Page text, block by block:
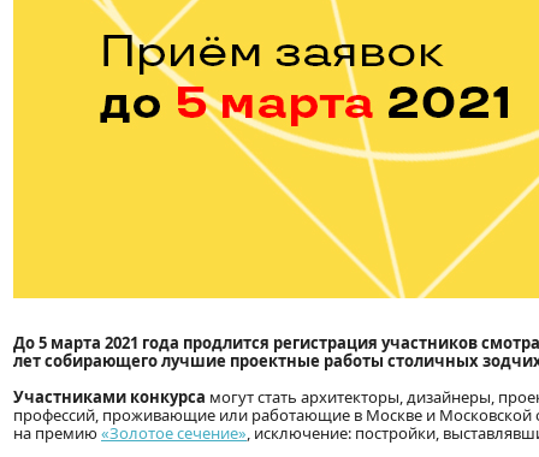
До 5 марта 2021 года продлится регистрация участников
лет собирающего лучшие проектные работы столичных
Участниками конкурса могут стать архитекторы, дизайнеры,
профессий, проживающие или работающие в Москве и Московской
на премию«Золотое сечение», исключение: постройки,